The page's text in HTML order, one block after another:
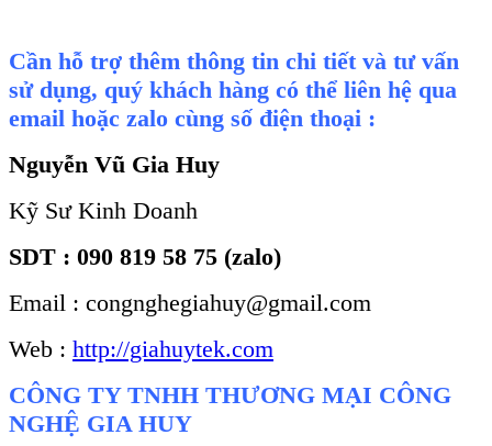
Cần hỗ trợ thêm thông tin chi tiết và tư vấn
sử dụng, quý khách hàng có thể liên hệ qua
email hoặc zalo cùng số điện thoại :
Nguyễn Vũ Gia Huy
Kỹ Sư Kinh Doanh
SDT : 090 819 58 75 (zalo)
Email : congnghegiahuy@gmail.com
Web : http://giahuytek.com
CÔNG TY TNHH THƯƠNG MẠI CÔNG
NGHỆ GIA HUY